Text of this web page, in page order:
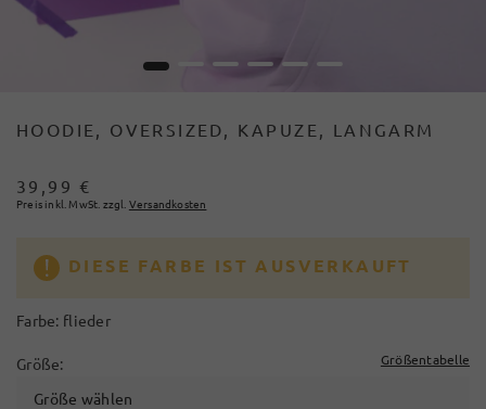
1 3 4 5 6
HOODIE, OVERSIZED, KAPUZE, LANGARM
39,99 €
Preis inkl. MwSt. zzgl. Versandkosten
DIESE FARBE IST AUSVERKAUFT
Farbe: flieder
Größe: Größentabelle
Größe wählen